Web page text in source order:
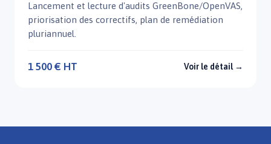
Lancement et lecture d'audits GreenBone/OpenVAS,
priorisation des correctifs, plan de remédiation
pluriannuel.
1 500 € HT Voir le détail →